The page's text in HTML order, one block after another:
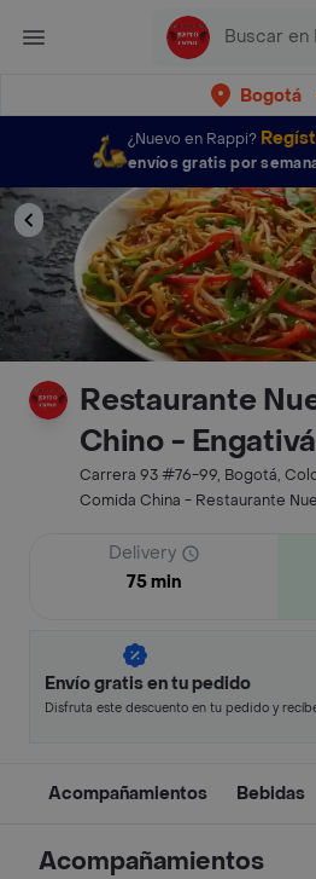
Bogotá
¿Nuevo en Rappi?
envíos gratis por
Restaurante
Chino - Engativá
Carrera 93 #76-99, Bogotá,
Comida China - Restaurante
Delivery
75 min
Envío gratis en tu pedido
Disfruta este descuento en tu pedido y
Acompañamientos Bebidas
Acompañamientos